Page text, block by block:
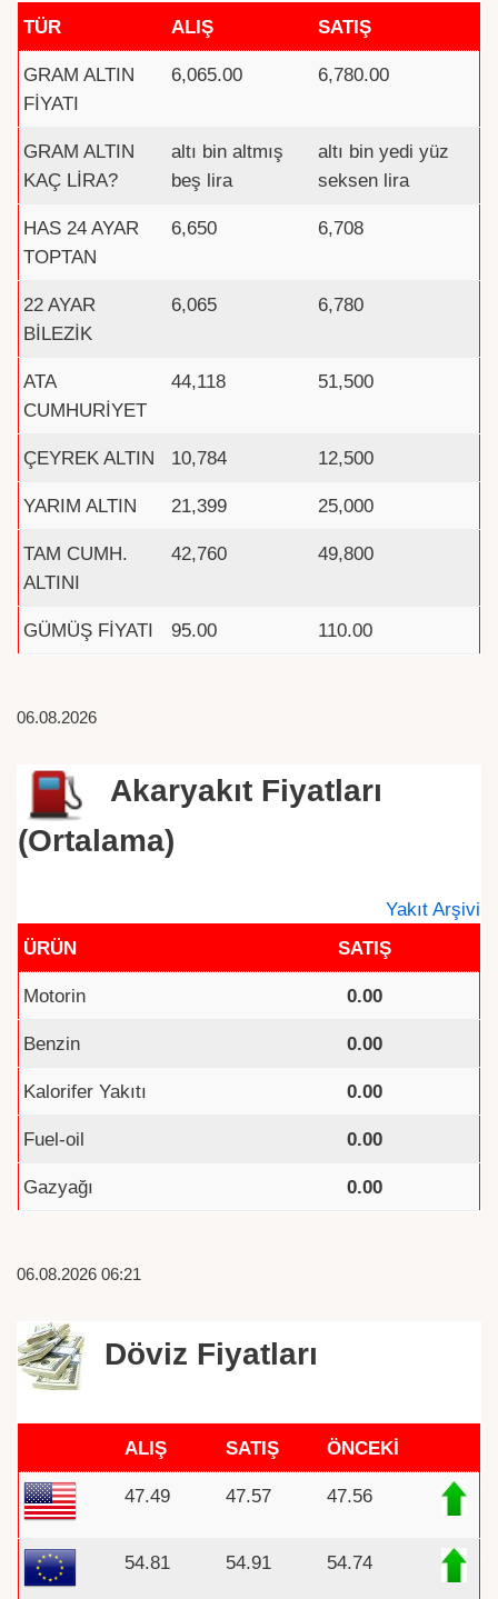
TÜR
ALIŞ SATIŞ
GRAM ALTIN
FİYATI
6,065.00 6,780.00
GRAM ALTIN
KAÇ LİRA?
altı bin altmış
beş lira
altı bin yedi yüz
seksen lira
HAS 24 AYAR
TOPTAN
6,650 6,708
22 AYAR
BİLEZİK
6,065 6,780
ATA
CUMHURİYET
44,118 51,500
ÇEYREK ALTIN 10,784 12,500
YARIM ALTIN 21,399 25,000
TAM CUMH.
ALTINI
42,760 49,800
GÜMÜŞ FİYATI 95.00 110.00
06.08.2026
Akaryakıt Fiyatları
(Ortalama)
Yakıt Arşivi
ÜRÜN
SATIŞ
Motorin 0.00
Benzin 0.00
Kalorifer Yakıtı 0.00
Fuel-oil 0.00
Gazyağı 0.00
06.08.2026 06:21
Döviz Fiyatları
ALIŞ SATIŞ ÖNCEKİ
47.49 47.57 47.56
54.81 54.91 54.74